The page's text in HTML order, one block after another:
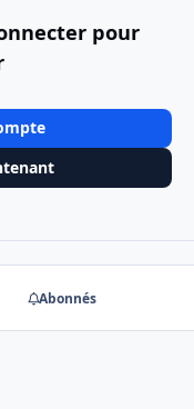
pour
Abonnés